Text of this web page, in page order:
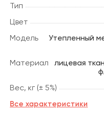
Тип
Цвет
Модель
Утепленный
Материал
лицевая
Вес, кг (± 5%)
Все характеристики